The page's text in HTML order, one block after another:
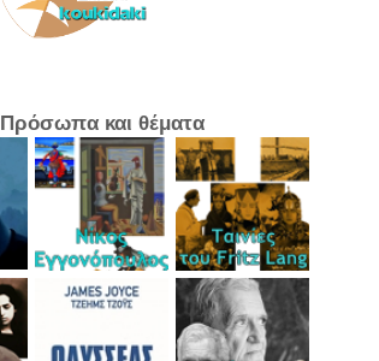
Πρόσωπα και θέματα